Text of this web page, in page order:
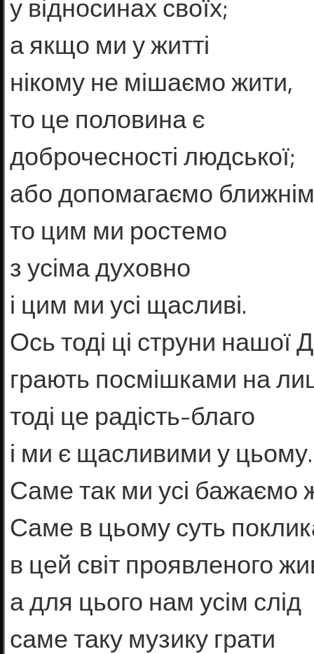
у відносинах своїх;
а якщо ми у житті
нікому не мішаємо жити,
то це половина є
доброчесності людської;
або допомагаємо
то цим ми ростемо
з усіма духовно
і цим ми усі щасливі.
Ось тоді ці струни нашої
грають посмішками на
тоді це радість-благо
і ми є щасливими у цьому.
Саме так ми усі бажаємо
Саме в цьому суть
в цей світ проявленого
а для цього нам усім слід
саме таку музику грати